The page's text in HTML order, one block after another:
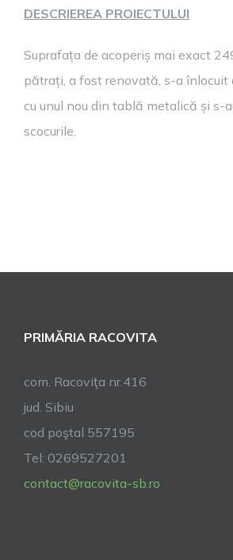
DESCRIEREA PROIECTULUI
Suprafața de acoperiș mai exact
pătrați, a fost renovată, s-a înlocuit
cu unul nou din tablă metalică și s-
scocurile.
PRIMĂRIA RACOVITA
com. Racoviţa nr.416
jud. Sibiu
cod poştal 557195
Tel: 0269527201
contact@racovita-sb.ro